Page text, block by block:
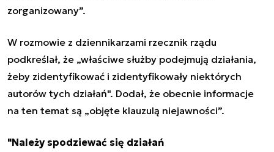
zorganizowany”.
W rozmowie z dziennikarzami rzecznik rządu
podkreślał, że „właściwe służby podejmują działania,
żeby zidentyfikować i zidentyfikowały niektórych
autorów tych działań". Dodał, że obecnie informacje
na ten temat są „objęte klauzulą niejawności”.
"Należy spodziewać się działań